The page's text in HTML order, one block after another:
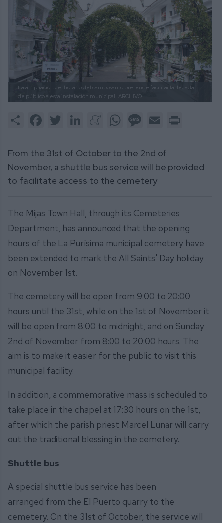
La ampliación del horario del camposanto pretende facilitar la llegada
de público a esta instalación municipal. ARCHIVO.
Share FacebookTwitter LinkedInMeneameWhatsAppMessage
Email
From the 31st of October to the 2nd of
November, a shuttle bus service will be provided
to facilitate access to the cemetery
The Mijas Town Hall, through its Cemeteries
Department, has announced that the opening
hours of the La Purísima municipal cemetery have
been extended to mark the All Saints' Day holiday
on November 1st.
The cemetery will be open from 9:00 to 20:00
hours until the 31st, while on the 1st of November it
will be open from 8:00 to midnight, and on Sunday
2nd of November from 8:00 to 20:00 hours. The
aim is to make it easier for the public to visit this
municipal facility.
In addition, a commemorative mass is scheduled to
take place in the chapel at 17:30 hours on the 1st,
after which the parish priest Marcel Lunar will carry
out the traditional blessing in the cemetery.
Shuttle bus
A special shuttle bus service has been
arranged from the El Puerto quarry to the
cemetery. On the 31st of October, the service will